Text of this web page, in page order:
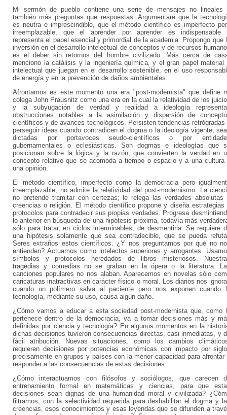
Mi sermón de pueblo contiene una serie de mensajes no lineales
también más preguntas que respuestas. Argumentaré que la
es neutra e imprescindible, que el método científico es imperfecto
irreemplazable, que el aprender por aprender es indispensable
representa el papel esencial y primordial de la academia. Propongo que
inversión en el desarrollo intelectual de conceptos y de recursos
es el deber sin retornos del hombre civilizado. Más cerca de
menciono la catálisis y la ingeniería química, y el gran papel material
intelectual que juegan en el desarrollo sostenible, en el uso
de energía y en la prevención de daños ambientales.
Afrontamos es este momento una era "post-modernista" que define
colega John Prausnitz como una era en la cual la relatividad de los
y la subyugación de verdad y realidad a ideología
obstrucciones notables a la asimilación y dispersión de
científicos y de avances tecnológicos. Persisten tendencias retrógradas
perseguir ideas cuando contradicen el dogma o la ideología vigente,
dictadas por portavoces seudo-científicos o por
gubernamentales o eclesiásticas. Son dogmas e ideologías que
posicionan sobre la lógica y la razón, que convierten la verdad en
concepto relativo que se acomoda a tiempo o espacio y a una cultura
una opinión.
El método científico, imperfecto como la democracia pero
irreemplazable, no admite la relatividad del post-modernismo. La
no pretende tramitar con certezas; le relega las verdades absolutas
creencias o religión. El método científico propone y diseña estrategias
protocolos para contradecir sus propias verdades. Progresa
lo anterior en búsqueda de una hipótesis próxima, todavía más
sólo para tratar, en ciclos interminables, de desmentirla. Se requiere
una hipótesis solamente que sea contradecible, que se pueda
Seres extraños estos científicos. ¿Y nos preguntamos por qué no
entienden? Actuamos como intelectos superiores y arrogantes.
símbolos y protocolos heredados de libros misteriosos.
tragedias y comedias no se graban en la ópera o la literatura.
canciones populares no nos alaban. Aparecemos en novelas sólo
caricaturas inatractivas en carácter físico o moral. Los diarios nos
cuando un polímero salva al paciente pero nos exponen cuando
tecnología, mediante su uso, causa algún daño.
¿Cómo vamos a educar a esta sociedad post-modernista que, como
pertenece dentro de la democracia, va a tomar decisiones más y
definidas por ciencia y tecnología? En algunos momentos en la
dichas decisiones tuvieron consecuencias directas, casi inmediatas, y
fácil atribución. Nuevas situaciones, como los cambios
requieren decisiones por potencias económicas con impacto por
precisamente en grupos y países con la menor capacidad para afrontar
responder a las consecuencias de estas decisiones.
¿Cómo interactuamos con filósofos y sociólogos, que carecen
entrenamiento formal en matemáticas y ciencias, para que
decisiones sean dignas de una humanidad moral y civilizada?
filtramos, con la selectividad requerida para deshabilitar el dogma y
creencias, esos conocimientos y esas leyendas que se difunden a